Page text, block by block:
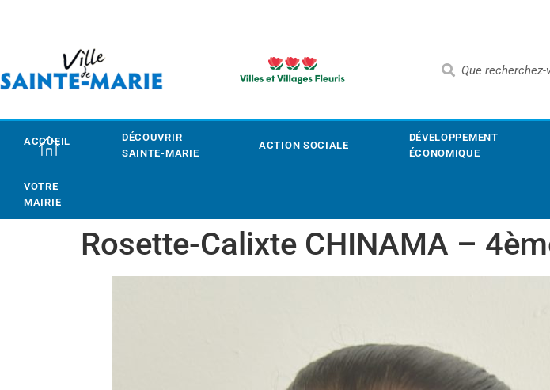
ACCUEIL
DÉCOUVRIR
SAINTE-MARIE
ACTION SOCIALE
DÉVELOPPEMENT
ÉCONOMIQUE
VOTRE
MAIRIE
Rosette-Calixte CHINAMA –